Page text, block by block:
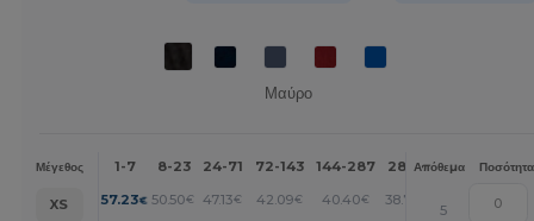
Μαύρο
Μέγεθος 1-7 8-23 24-71 72-143 144-287 288 + Περισσότερα
Απόθεμα Ποσότητα
XS 57.23€ 50.50€ 47.13€ 42.09€ 40.40€ 38.72
5